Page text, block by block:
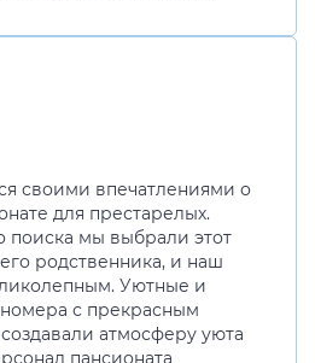
своими впечатлениями о
для престарелых.
поиска мы выбрали этот
родственника, и наш
Уютные и
с прекрасным
атмосферу уюта
пансионата